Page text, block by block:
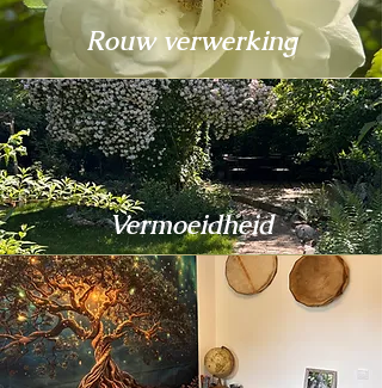
Rouw verwerking
Vermoeidheid